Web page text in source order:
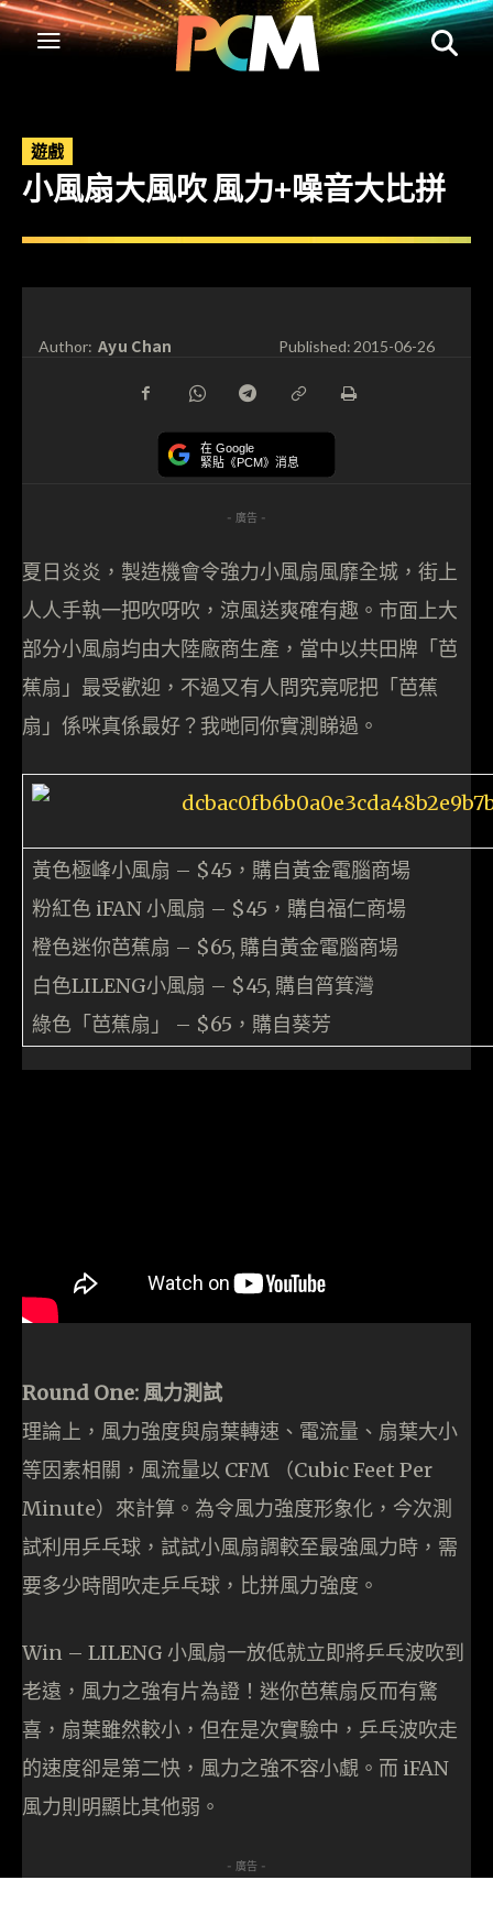
遊戲
小風扇大風吹 風力+噪音大比拼
Author: Ayu Chan Published:2015-06-26
在 Google
緊貼《PCM》消息
- 廣告 -
夏日炎炎，製造機會令強力小風扇風靡全城，街上
人人手執一把吹呀吹，涼風送爽確有趣。市面上大
部分小風扇均由大陸廠商生產，當中以共田牌「芭
蕉扇」最受歡迎，不過又有人問究竟呢把「芭蕉
扇」係咪真係最好？我哋同你實測睇過。
黃色極峰小風扇 – $45，購自黃金電腦商場
粉紅色 iFAN 小風扇 – $45，購自福仁商場
橙色迷你芭蕉扇 – $65, 購自黃金電腦商場
白色LILENG小風扇 – $45, 購自筲箕灣
綠色「芭蕉扇」 – $65，購自葵芳
Round One: 風力測試
理論上，風力強度與扇葉轉速、電流量、扇葉大小
等因素相關，風流量以 CFM （Cubic Feet Per
Minute）來計算。為令風力強度形象化，今次測
試利用乒乓球，試試小風扇調較至最強風力時，需
要多少時間吹走乒乓球，比拼風力強度。
Win – LILENG 小風扇一放低就立即將乒乓波吹到
老遠，風力之強有片為證！迷你芭蕉扇反而有驚
喜，扇葉雖然較小，但在是次實驗中，乒乓波吹走
的速度卻是第二快，風力之強不容小覷。而 iFAN
風力則明顯比其他弱。
- 廣告 -